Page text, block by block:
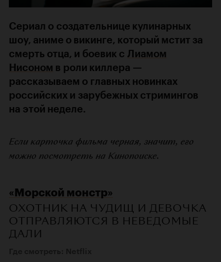
Сериал о создательнице кулинарных
шоу, аниме о викинге, который мстит за
смерть отца, и боевик с Лиамом
Нисоном в роли киллера —
рассказываем о главных новинках
российских и зарубежных стримингов
на этой неделе.
Если карточка фильма черная, значит, его
можно посмотреть на Кинопоиске.
«Морской монстр»
ОХОТНИК НА ЧУДИЩ И ДЕВОЧКА
ОТПРАВЛЯЮТСЯ В НЕВЕДОМЫЕ
ДАЛИ